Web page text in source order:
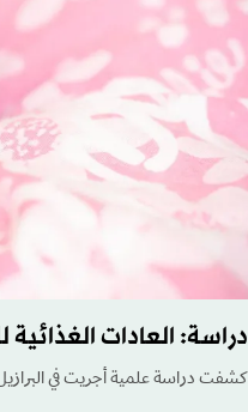
دراسة: العادات
كشفت دراسة علمية أجريت في البرازيل